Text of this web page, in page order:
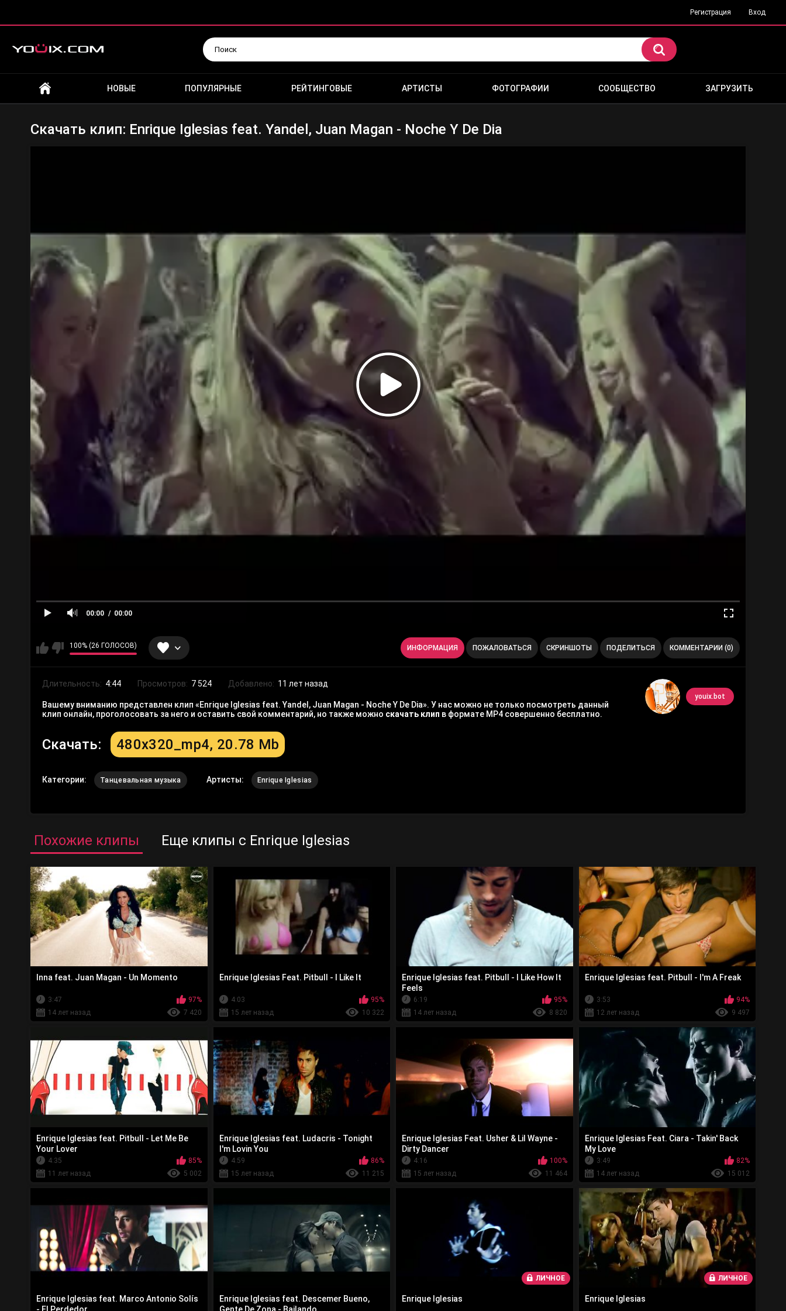
Регистрация Вход
НОВЫЕ ПОПУЛЯРНЫЕ РЕЙТИНГОВЫЕ АРТИСТЫ ФОТОГРАФИИ СООБЩЕСТВО ЗАГРУЗИТЬ
Скачать клип: Enrique Iglesias feat. Yandel, Juan Magan - Noche Y De Dia
00:00 00:00
100% (26 ГОЛОСОВ) ИНФОРМАЦИЯ ПОЖАЛОВАТЬСЯ СКРИНШОТЫ ПОДЕЛИТЬСЯ КОММЕНТАРИИ (0)
youix.bot
Длительность: 4:44 Просмотров: 7 524 Добавлено: 11 лет назад
Вашему вниманию представлен клип «Enrique Iglesias feat. Yandel, Juan Magan - Noche Y De Dia». У нас можно не только посмотреть данный
клип онлайн, проголосовать за него и оставить свой комментарий, но также можно скачать клип в формате MP4 совершенно бесплатно.
Скачать: 480x320_mp4, 20.78 Mb
Категории: Танцевальная музыка Артисты: Enrique Iglesias
Похожие клипы Еще клипы с Enrique Iglesias
Inna feat. Juan Magan - Un Momento
3:47
97%
14 лет назад
7 420
Enrique Iglesias Feat. Pitbull - I Like It
4:03
95%
15 лет назад
10 322
Enrique Iglesias feat. Pitbull - I Like How It
Feels
6:19
95%
14 лет назад
8 820
Enrique Iglesias feat. Pitbull - I'm A Freak
3:53
94%
12 лет назад
9 497
Enrique Iglesias feat. Pitbull - Let Me Be
Your Lover
4:35
85%
11 лет назад
5 002
Enrique Iglesias feat. Ludacris - Tonight
I'm Lovin You
4:59
86%
15 лет назад
11 215
Enrique Iglesias Feat. Usher & Lil Wayne -
Dirty Dancer
4:16
100%
15 лет назад
11 464
Enrique Iglesias Feat. Ciara - Takin' Back
My Love
3:49
82%
14 лет назад
15 012
Enrique Iglesias feat. Marco Antonio Solís
- El Perdedor
Enrique Iglesias feat. Descemer Bueno,
Gente De Zona - Bailando
ЛИЧНОЕ
Enrique Iglesias
ЛИЧНОЕ
Enrique Iglesias